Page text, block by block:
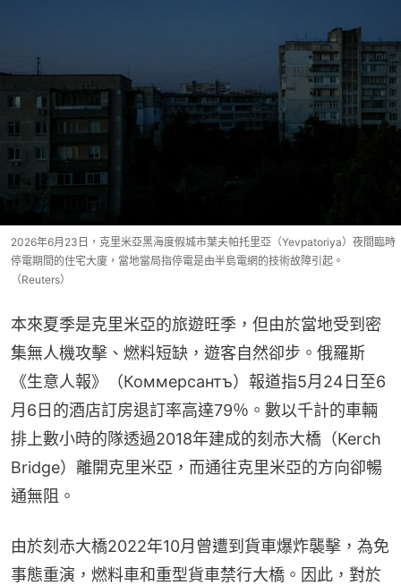
2026年6月23日，克里米亞黑海度假城市葉夫帕托里亞（Yevpatoriya）夜間臨時
停電期間的住宅大廈，當地當局指停電是由半島電網的技術故障引起。
（Reuters）
本來夏季是克里米亞的旅遊旺季，但由於當地受到密
集無人機攻擊、燃料短缺，遊客自然卻步。俄羅斯
《生意人報》（Коммерсантъ）報道指5月24日至6
月6日的酒店訂房退訂率高達79％。數以千計的車輛
排上數小時的隊透過2018年建成的刻赤大橋（Kerch
Bridge）離開克里米亞，而通往克里米亞的方向卻暢
通無阻。
由於刻赤大橋2022年10月曾遭到貨車爆炸襲擊，為免
事態重演，燃料車和重型貨車禁行大橋。因此，對於